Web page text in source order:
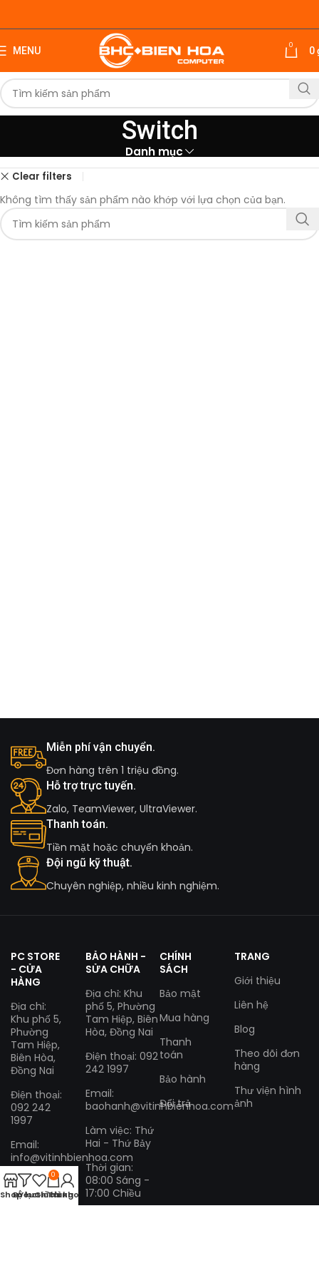
MENU 0 0
Switch
Danh mục
Clear filters
Không tìm thấy sản phẩm nào khớp với lựa chọn của bạn.
Miễn phí vận chuyển.
Đơn hàng trên 1 triệu đồng.
Hỗ trợ trực tuyến.
Zalo, TeamViewer, UltraViewer.
Thanh toán.
Tiền mặt hoặc chuyển khoản.
Đội ngũ kỹ thuật.
Chuyên nghiệp, nhiều kinh nghiệm.
PC STORE
- CỬA
HÀNG
Địa chỉ:
Khu phố 5,
Phường
Tam Hiệp,
Biên Hòa,
Đồng Nai
Điện thoại:
092 242
1997
Email:
info@vitinhbienhoa.com
Làm việc:
Thứ Hai -
BẢO HÀNH -
SỬA CHỮA
Địa chỉ: Khu
phố 5, Phường
Tam Hiệp, Biên
Hòa, Đồng Nai
Điện thoại: 092
242 1997
Email:
baohanh@vitinhbienhoa.com
Làm việc: Thứ
Hai - Thứ Bảy
Thời gian:
08:00 Sáng -
17:00 Chiều
CHÍNH
SÁCH
Bảo mật
Mua hàng
Thanh
toán
Bảo hành
Đổi trả
TRANG
Giới thiệu
Liên hệ
Blog
Theo dõi đơn
hàng
Thư viện hình
ảnh
ShopBộ lọc
Yêu thích
0
Giỏ hàng
Tài khoản